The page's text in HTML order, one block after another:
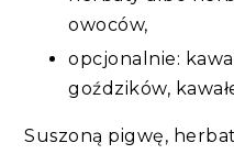
owoców,
opcjonalnie:
goździków,
Suszoną pigwę,